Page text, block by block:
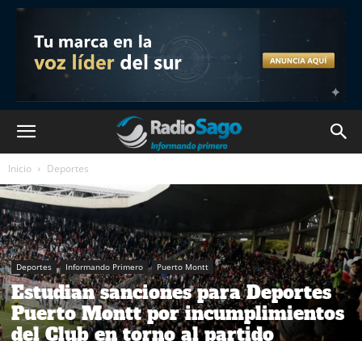
Inicio Deportes
Deportes Informando Primero Puerto Montt
Estudian sanciones para Deportes
Puerto Montt por incumplimientos
del Club en torno al partido